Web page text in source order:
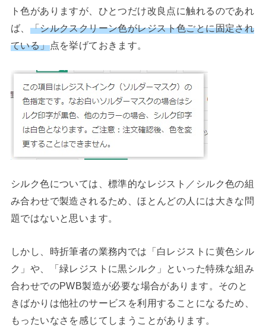
ト色がありますが、ひとつだけ改良点に触れるのであれ
ば、 「シルクスクリーン色がレジスト色ごとに固定され
ている」点を挙げておきます。
シルク色については、標準的なレジスト／シルク色の組
み合わせで製造されるため、ほとんどの人には大きな問
題ではないと思います。
しかし、時折筆者の業務内では「白レジストに黄色シル
ク」や、「緑レジストに黒シルク」といった特殊な組み
合わせでのPWB製造が必要な場合があります。そのと
きばかりは他社のサービスを利用することになるため、
もったいなさを感じてしまうことがあります。